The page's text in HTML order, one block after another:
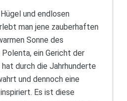
und endlosen
man jene zauberhaften
Sonne des
ein Gericht der
durch die Jahrhunderte
und dennoch eine
Es ist diese